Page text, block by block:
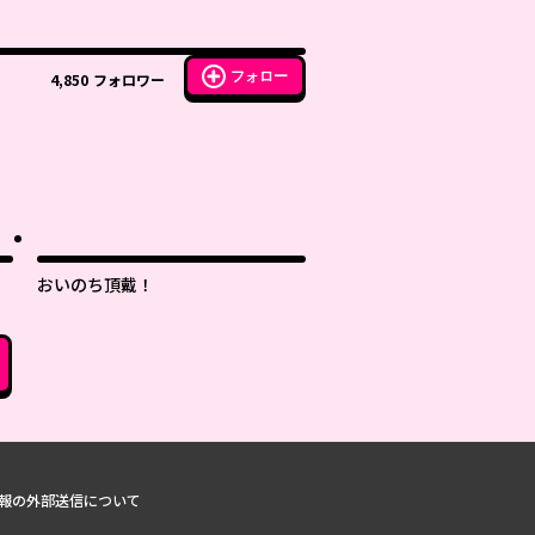
4,850 フォロワー フォロー
おいのち頂戴！
の外部送信について